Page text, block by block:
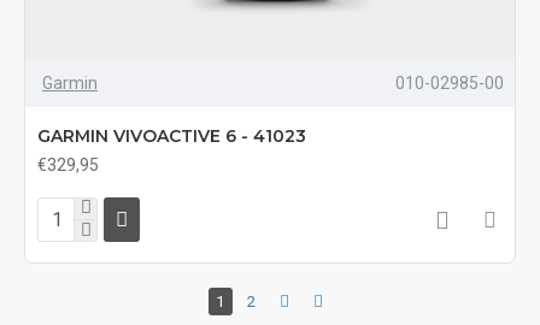
Garmin 010-02985-00
GARMIN VIVOACTIVE 6 - 41023
€329,95
1
2